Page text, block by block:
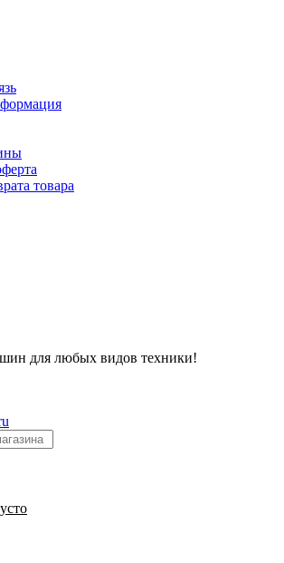
товара
для любых видов техники!